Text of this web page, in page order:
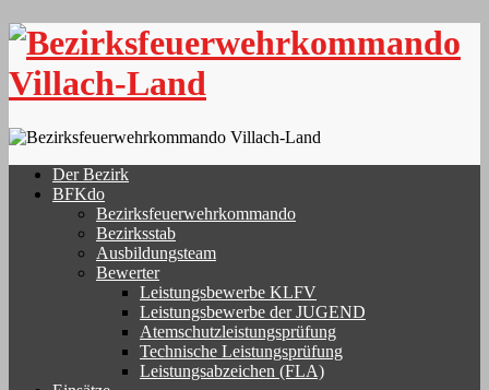
Skip
content
Der Bezirk
BFKdo
Bezirksfeuerwehrkommando
Bezirksstab
Ausbildungsteam
Bewerter
Leistungsbewerbe KLFV
Leistungsbewerbe der JUGEND
Atemschutzleistungsprüfung
Technische Leistungsprüfung
Leistungsabzeichen (FLA)